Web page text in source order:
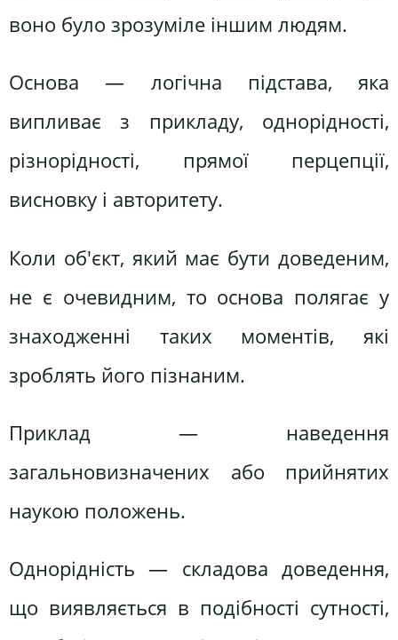
воно було зрозуміле іншим людям.
Основа — логічна підстава, яка
випливає з прикладу, однорідності,
різнорідності, прямої перцепції,
висновку і авторитету.
Коли об'єкт, який має бути доведеним,
не є очевидним, то основа полягає у
знаходженні таких моментів, які
зроблять його пізнаним.
Приклад — наведення
загальновизначених або прийнятих
наукою положень.
Однорідність — складова доведення,
що виявляється в подібності сутності,